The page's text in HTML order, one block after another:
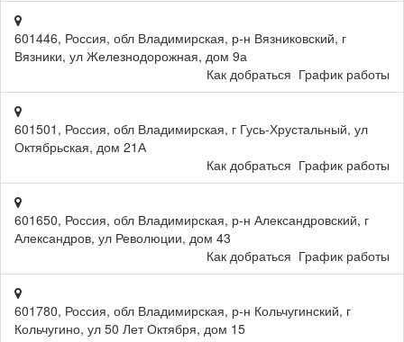
601446, Россия, обл Владимирская, р-н Вязниковский, г
Вязники, ул Железнодорожная, дом 9а
Как добраться График работы
601501, Россия, обл Владимирская, г Гусь-Хрустальный, ул
Октябрьская, дом 21А
Как добраться График работы
601650, Россия, обл Владимирская, р-н Александровский, г
Александров, ул Революции, дом 43
Как добраться График работы
601780, Россия, обл Владимирская, р-н Кольчугинский, г
Кольчугино, ул 50 Лет Октября, дом 15